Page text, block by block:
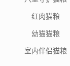
红肉猫粮
幼猫猫粮
室内伴侣猫粮